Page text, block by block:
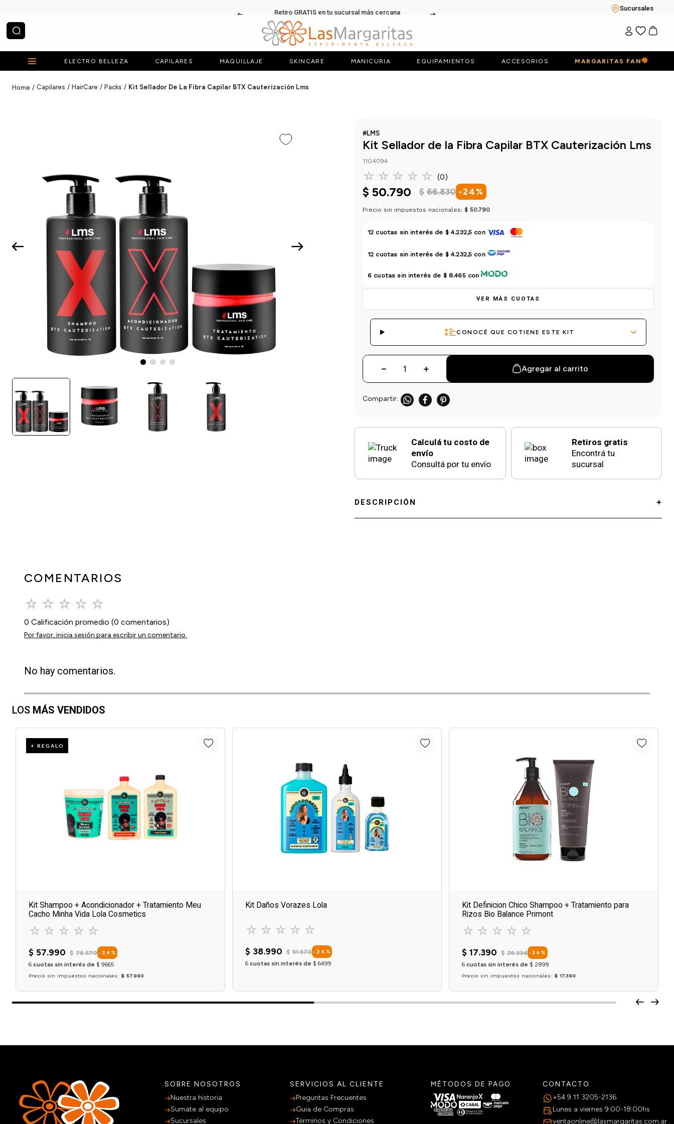
Retiro GRATIS en tu sucursal más cercana
Sucursales
¿Qué estás buscando?
ELECTRO BELLEZA CAPILARES MAQUILLAJE SKINCARE MANICURIA EQUIPAMIENTOS ACCESORIOS MARGARITAS FAN
Capilares HairCare Packs Kit Sellador De La Fibra Capilar BTX Cauterización Lms
#LMS
Kit Sellador de la Fibra Capilar BTX Cauterización Lms
1104094
☆ ☆ ☆ ☆ ☆ (0)
$ 50.790 $ 66.830 -24 %
Precio sin impuestos nacionales: $ 50.790
12 cuotas sin interés de $ 4.232,5 con
12 cuotas sin interés de $ 4.232,5 con
6 cuotas sin interés de $ 8.465con
VER MÁS CUOTAS
CONOCÉ QUE COTIENE ESTE KIT
＋
－ Agregar al carrito
Calculá tu costo de
envío
Consultá por tu envío
Retiros gratis
Encontrá tu
sucursal
DESCRIPCIÓN
COMENTARIOS
☆ ☆ ☆ ☆ ☆
0 Calificación promedio (0 comentarios)
Por favor, inicia sesión para escribir un comentario.
No hay comentarios.
LOS MÁS VENDIDOS
+ REGALO
Kit Shampoo + Acondicionador + Tratamiento Meu
Cacho Minha Vida Lola Cosmetics
☆ ☆ ☆ ☆ ☆
$ 57.990 $ 76.570 - 24 %
6 cuotas sin interés de $ 9665
Precio sin impuestos nacionales: $ 57.990
Kit Daños Vorazes Lola
☆ ☆ ☆ ☆ ☆
$ 38.990 $ 51.570 - 24 %
6 cuotas sin interés de $ 6499
Kit Definicion Chico Shampoo + Tratamiento para
Rizos Bio Balance Primont
☆ ☆ ☆ ☆ ☆
$ 17.390 $ 26.334 - 34 %
6 cuotas sin interés de $ 2899
Precio sin impuestos nacionales: $ 17.390
SOBRE NOSOTROS
Nuestra historia
Sumate al equipo
Sucursales
SERVICIOS AL CLIENTE
Preguntas Frecuentes
Guia de Compras
Terminos y Condiciones
MÉTODOS DE PAGO
CONTACTO
+54 9 11 3205-2136
Lunes a viernes 9:00-18:00hs
ventaonline@lasmargaritas.com.ar